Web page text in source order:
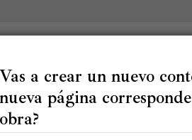
Vas a crear un nuevo
nueva página
obra?